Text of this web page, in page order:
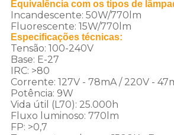
Equivalência com os tipos de
Incandescente: 50W/770lm
Fluorescente: 15W/770lm
Especificações técnicas:
Tensão: 100-240V
Base: E-27
IRC: >80
Corrente: 127V - 78mA / 220V -
Potência: 9W
Vida útil (L70): 25.000h
Fluxo luminoso: 770lm
FP: >0,7